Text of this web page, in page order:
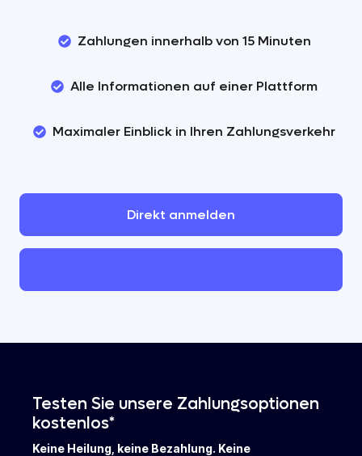
Zahlungen innerhalb von 15 Minuten
Alle Informationen auf einer Plattform
Maximaler Einblick in Ihren Zahlungsverkehr
Direkt anmelden
Testen Sie unsere Zahlungsoptionen
kostenlos*
Keine Heilung, keine Bezahlung. Keine